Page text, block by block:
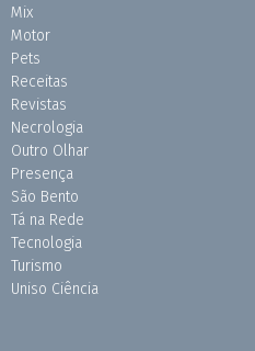
Mix
Motor
Pets
Receitas
Revistas
Necrologia
Outro Olhar
Presença
São Bento
Tá na Rede
Tecnologia
Turismo
Uniso Ciência